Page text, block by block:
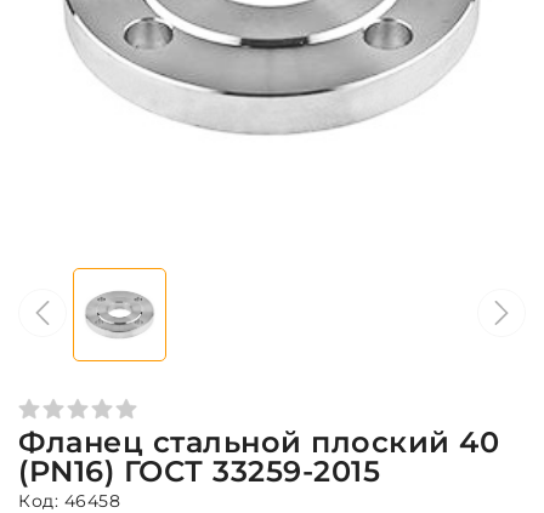
Фланец стальной плоский 40
(PN16) ГОСТ 33259-2015
Код: 46458